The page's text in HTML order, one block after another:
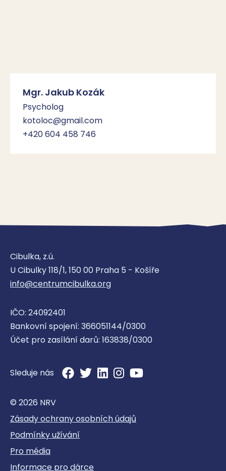
Mgr. Jakub Kozák
Psycholog
kotoloc@gmail.com
+420 604 458 746
Cibulka, z.ú.
U Cibulky 118/1, 150 00 Praha 5 - Košíře
info@centrumcibulka.org
IČO: 24092401
Bankovní spojení: 366051144/0300
Účet pro zasílání darů: 163838/0300
Sleduje nás
© 2026 NRV
Zásady ochrany osobních údajů
Podmínky užívání
Pro média
Informace pro dárce